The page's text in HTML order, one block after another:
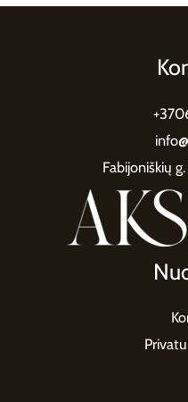
Fabijoniškių